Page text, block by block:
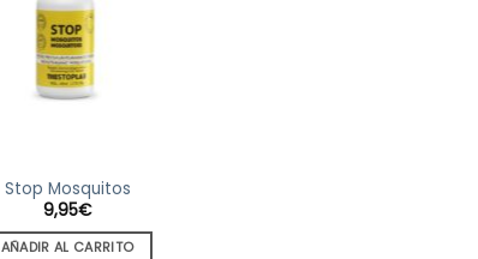
Stop Mosquitos
9,95€
AÑADIR AL CARRITO